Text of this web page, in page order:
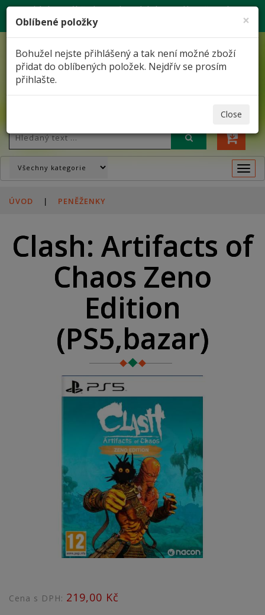
Nabízíme výběr her a herních konzolí - Vše máme
skladem, dodání do 2 dnů
Velký výběr her a herních konzolí
Oblíbené položky ×
Bohužel nejste přihlášený a tak není možné zboží
přidat do oblíbených položek. Nejdřív se prosím
přihlašte.
Close
ÚVOD | PENĚŽENKY
Clash: Artifacts of
Chaos Zeno
Edition
(PS5,bazar)
Cena s DPH: 219,00 Kč